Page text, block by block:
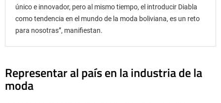
único e innovador, pero al mismo tiempo, el introducir Diabla
como tendencia en el mundo de la moda boliviana, es un reto
para nosotras”, manifiestan.
Representar al país en la industria de la
moda